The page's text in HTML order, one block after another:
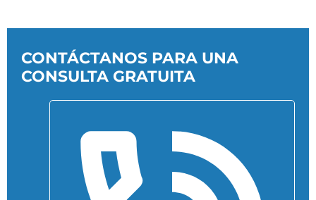
CONTÁCTANOS PARA UNA
CONSULTA GRATUITA